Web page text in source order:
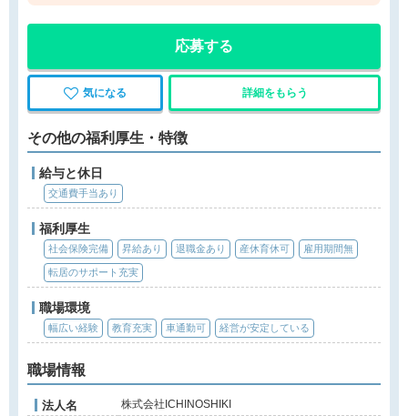
応募する
気になる 詳細をもらう
その他の福利厚生・特徴
給与と休日
交通費手当あり
福利厚生
社会保険完備 昇給あり 退職金あり 産休育休可 雇用期間無
転居のサポート充実
職場環境
幅広い経験 教育充実 車通勤可 経営が安定している
職場情報
法人名 株式会社ICHINOSHIKI